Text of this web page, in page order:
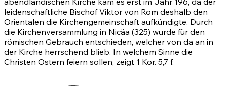
leidenschaftliche Bischof Viktor von Rom deshalb den
Orientalen die Kirchengemeinschaft aufkündigte. Durch
die Kirchenversammlung in Nicäa (325) wurde für den
römischen Gebrauch entschieden, welcher von da an in
der Kirche herrschend blieb. In welchem Sinne die
Christen Ostern feiern sollen, zeigt 1 Kor. 5,7 f.